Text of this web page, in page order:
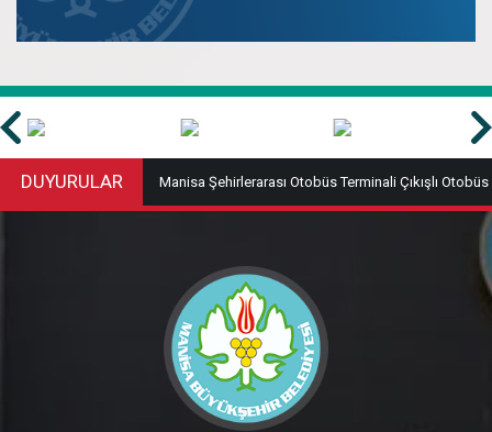
DUYURULAR
Otobüs Terminali Çıkışlı Otobüs Özel Toplu Taşıma Hattı